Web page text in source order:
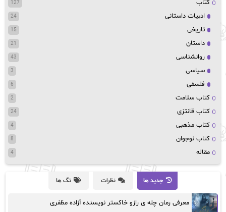
کتاب 127
ادبیات داستانی 24
تاریخی 15
داستان 21
روانشناسی 43
سیاسی 3
فلسفی 6
کتاب سلامت 2
کتاب قانتزی 24
کتاب مذهبی 4
کتاب نوجوان 8
مقاله 4
جدید ها نظرات تگ ها
معرفی رمان چله ی رازو خاکستر نویسنده آزاده مظفری